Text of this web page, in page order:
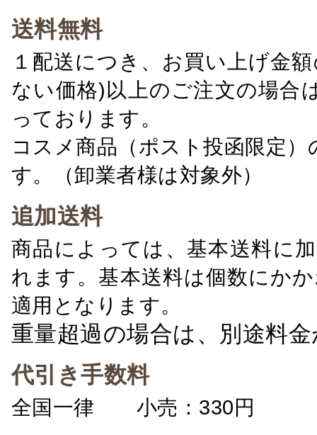
送料無料
１配送につき、お買い上げ金
ない価格)以上のご注文の場合
っております。
コスメ商品（ポスト投函限定
す。（卸業者様は対象外）
追加送料
商品によっては、基本送料に
れます。基本送料は個数にか
適用となります。
重量超過の場合は、別途料
代引き手数料
全国一律 小売：330円 卸